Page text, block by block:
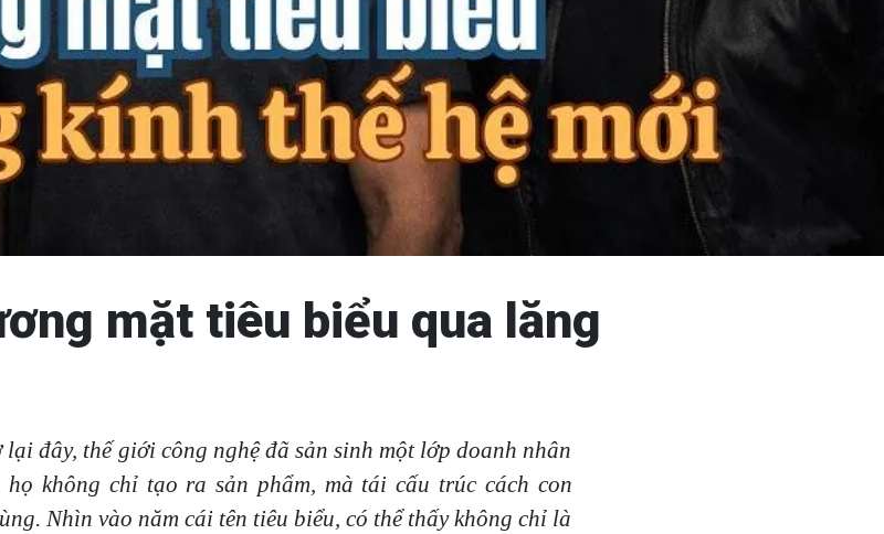
mặt tiêu biểu qua lăng
đây, thế giới công nghệ đã sản sinh một lớp doanh nhân
họ không chỉ tạo ra sản phẩm, mà tái cấu trúc cách con
Nhìn vào năm cái tên tiêu biểu, có thể thấy không chỉ là